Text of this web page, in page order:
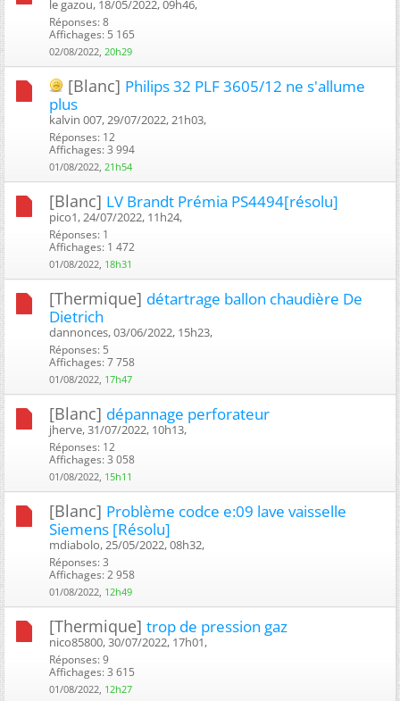
le gazou, 18/05/2022, 09h46, ‎
Réponses: 8
Affichages: 5 165
02/08/2022, 20h29
[Blanc] Philips 32 PLF 3605/12 ne s'allume
plus
kalvin 007, 29/07/2022, 21h03, ‎
Réponses: 12
Affichages: 3 994
01/08/2022, 21h54
[Blanc] LV Brandt Prémia PS4494[résolu]
pico1, 24/07/2022, 11h24, ‎
Réponses: 1
Affichages: 1 472
01/08/2022, 18h31
[Thermique] détartrage ballon chaudière De
Dietrich
dannonces, 03/06/2022, 15h23, ‎
Réponses: 5
Affichages: 7 758
01/08/2022, 17h47
[Blanc] dépannage perforateur
jherve, 31/07/2022, 10h13, ‎
Réponses: 12
Affichages: 3 058
01/08/2022, 15h11
[Blanc] Problème codce e:09 lave vaisselle
Siemens [Résolu]
mdiabolo, 25/05/2022, 08h32, ‎
Réponses: 3
Affichages: 2 958
01/08/2022, 12h49
[Thermique] trop de pression gaz
nico85800, 30/07/2022, 17h01, ‎
Réponses: 9
Affichages: 3 615
01/08/2022, 12h27